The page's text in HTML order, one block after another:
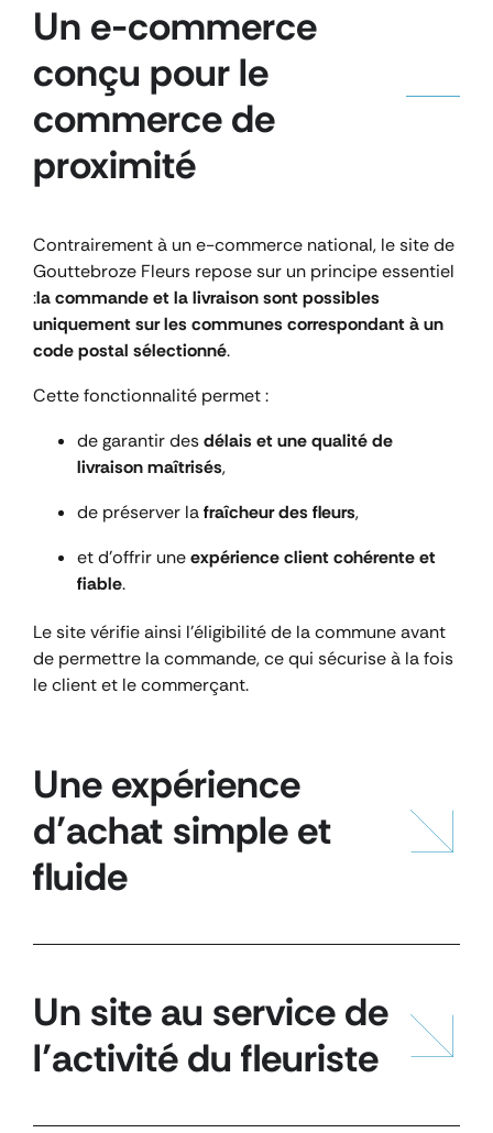
Un e-commerce
conçu pour le
commerce de
proximité
Contrairement à un e-commerce national, le site de
Gouttebroze Fleurs repose sur un principe essentiel
:la commande et la livraison sont possibles
uniquement sur les communes correspondant à un
code postal sélectionné.
Cette fonctionnalité permet :
de garantir desdélais et une qualité de
livraison maîtrisés,
de préserver lafraîcheur des fleurs,
et d’offrir uneexpérience client cohérente et
fiable.
Le site vérifie ainsi l’éligibilité de la commune avant
de permettre la commande, ce qui sécurise à la fois
le client et le commerçant.
Une expérience
d’achat simple et
fluide
Un site au service de
l’activité du fleuriste